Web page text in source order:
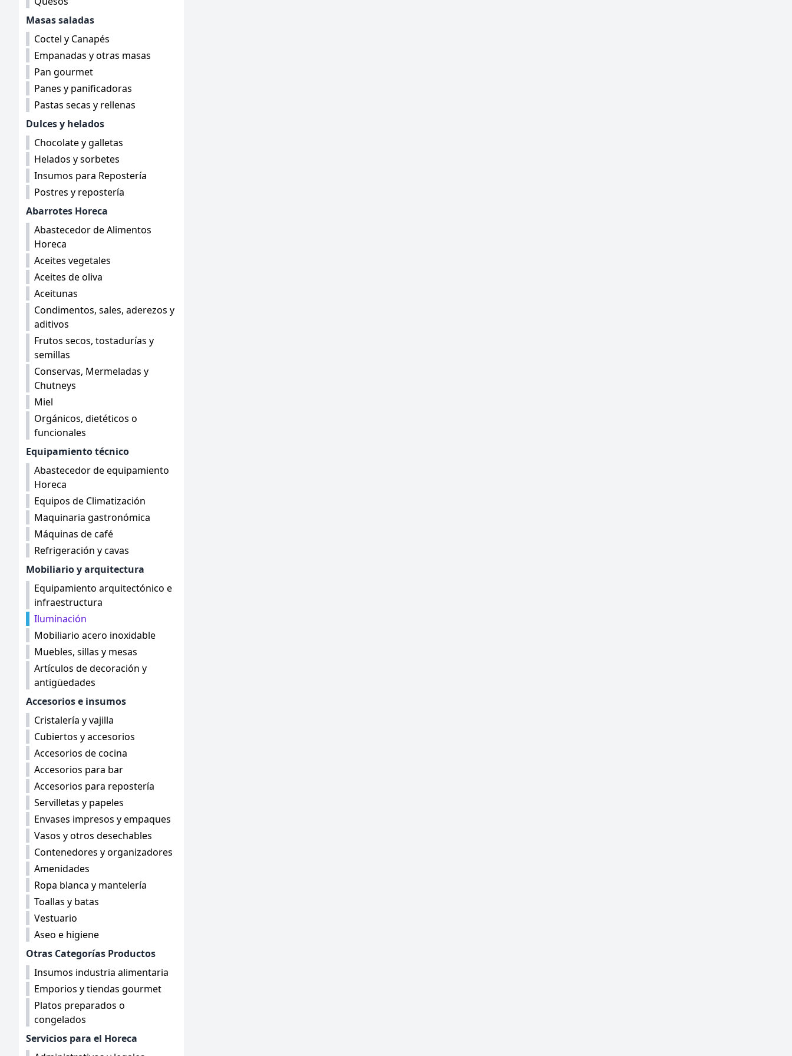
Masas saladas
Coctel y Canapés
Empanadas y otras masas
Pan gourmet
Panes y panificadoras
Pastas secas y rellenas
Dulces y helados
Chocolate y galletas
Helados y sorbetes
Insumos para Repostería
Postres y repostería
Abarrotes Horeca
Abastecedor de Alimentos
Horeca
Aceites vegetales
Aceites de oliva
Aceitunas
Condimentos, sales, aderezos y
aditivos
Frutos secos, tostadurías y
semillas
Conservas, Mermeladas y
Chutneys
Miel
Orgánicos, dietéticos o
funcionales
Equipamiento técnico
Abastecedor de equipamiento
Horeca
Equipos de Climatización
Maquinaria gastronómica
Máquinas de café
Refrigeración y cavas
Mobiliario y arquitectura
Equipamiento arquitectónico e
infraestructura
Iluminación
Mobiliario acero inoxidable
Muebles, sillas y mesas
Artículos de decoración y
antigüedades
Accesorios e insumos
Cristalería y vajilla
Cubiertos y accesorios
Accesorios de cocina
Accesorios para bar
Accesorios para repostería
Servilletas y papeles
Envases impresos y empaques
Vasos y otros desechables
Contenedores y organizadores
Amenidades
Ropa blanca y mantelería
Toallas y batas
Vestuario
Aseo e higiene
Otras Categorías Productos
Insumos industria alimentaria
Emporios y tiendas gourmet
Platos preparados o
congelados
Servicios para el Horeca